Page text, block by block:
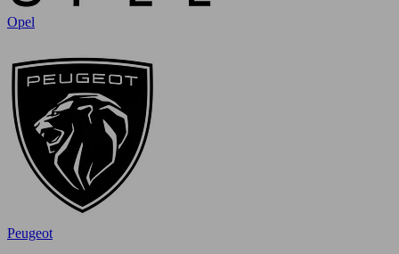
Opel
Peugeot